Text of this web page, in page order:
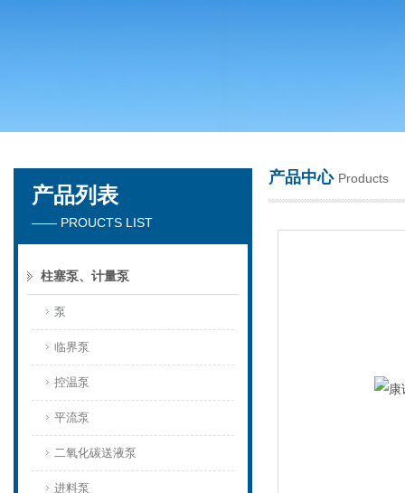
天津琛航科苑科技发展有限公司
产品列表
—— PROUCTS LIST
柱塞泵、计量泵
泵
临界泵
控温泵
平流泵
二氧化碳送液泵
进料泵
产品中心 Products